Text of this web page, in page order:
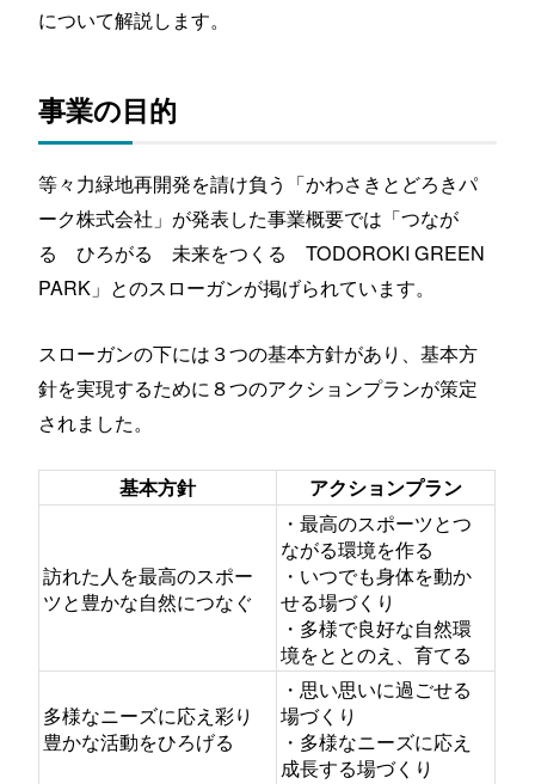
について解説します。
事業の目的
等々力緑地再開発を請け負う「かわさきとどろきパ
ーク株式会社」が発表した事業概要では「つなが
る ひろがる 未来をつくる TODOROKI GREEN
PARK」とのスローガンが掲げられています。
スローガンの下には３つの基本方針があり、基本方
針を実現するために８つのアクションプランが策定
されました。
基本方針 アクションプラン
訪れた人を最高のスポー
ツと豊かな自然につなぐ
・最高のスポーツとつ
ながる環境を作る
・いつでも身体を動か
せる場づくり
・多様で良好な自然環
境をととのえ、育てる
多様なニーズに応え彩り
豊かな活動をひろげる
・思い思いに過ごせる
場づくり
・多様なニーズに応え
成長する場づくり